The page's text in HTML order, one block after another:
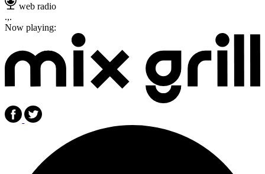
web radio
.,.
Now playing: